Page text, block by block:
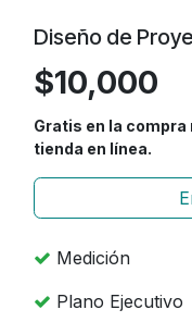
Diseño de
$10,000
Gratis en la compra
tienda en línea.
Medición
Plano Ejecutivo